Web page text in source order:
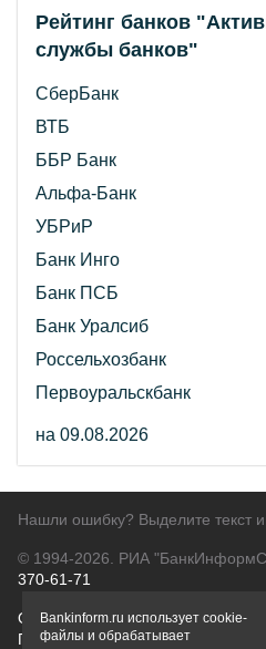
Рейтинг банков
службы банков"
СберБанк
ВТБ
ББР Банк
Альфа-Банк
УБРиР
Банк Инго
Банк ПСБ
Банк Уралсиб
Россельхозбанк
Первоуральскбанк
на 09.08.2026
Нашли ошибку? Выделите текст
© 1994-2026. РИА
370-61-71
О проектеПолитика
Правовая информацияДля
Bankinform.ru использует cookie-
файлы и обрабатывает